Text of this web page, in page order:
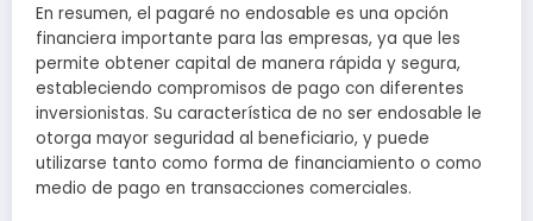
En resumen, el pagaré no endosable es una opción
financiera importante para las empresas, ya que les
permite obtener capital de manera rápida y segura,
estableciendo compromisos de pago con diferentes
inversionistas. Su característica de no ser endosable le
otorga mayor seguridad al beneficiario, y puede
utilizarse tanto como forma de financiamiento o como
medio de pago en transacciones comerciales.